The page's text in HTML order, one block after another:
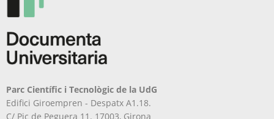
Parc Científic i Tecnològic de la UdG
Edifici Giroempren - Despatx A1.18.
C/ Pic de Peguera 11. 17003, Girona